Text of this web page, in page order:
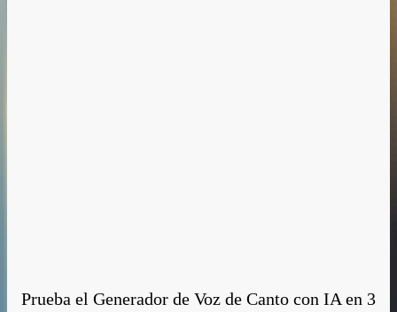
Prueba el Generador de Voz de Canto con IA en 3